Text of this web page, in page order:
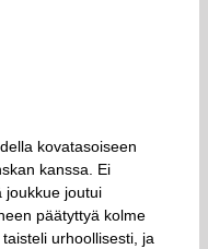
kovatasoiseen
kanssa. Ei
joukkue joutui
päätyttyä kolme
urhoollisesti, ja